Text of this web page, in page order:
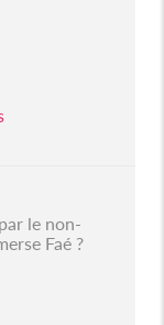
le non-
Faé ?